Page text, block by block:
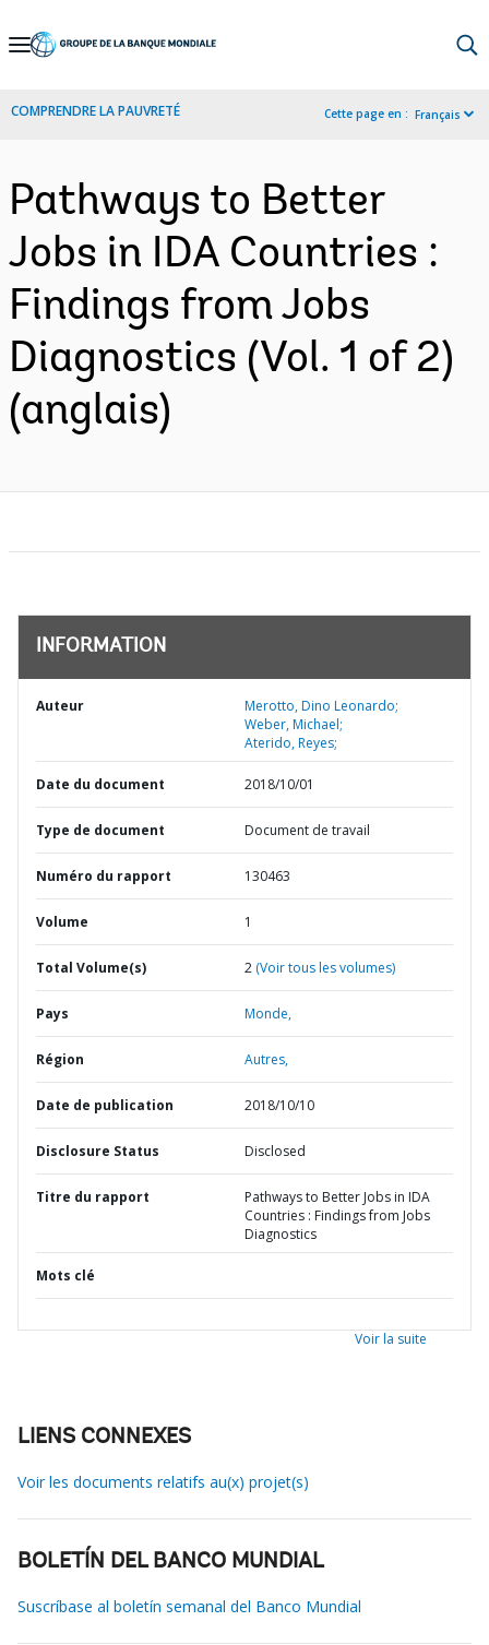
Skip
Navigation
COMPRENDRE LA PAUVRETÉ Cette page en : Français
Pathways to Better
Jobs in IDA Countries :
Findings from Jobs
Diagnostics (Vol. 1 of 2)
(anglais)
INFORMATION
Auteur
Merotto, Dino Leonardo;
Weber, Michael;
Aterido, Reyes;
Date du document 2018/10/01
Type de document Document de travail
Numéro du rapport 130463
Volume 1
Total Volume(s) 2 (Voir tous les volumes)
Pays Monde,
Région Autres,
Date de publication 2018/10/10
Disclosure Status Disclosed
Titre du rapport
Pathways to Better Jobs in IDA
Countries : Findings from Jobs
Diagnostics
Mots clé
Voir la suite
LIENS CONNEXES
Voir les documents relatifs au(x) projet(s)
BOLETÍN DEL BANCO MUNDIAL
Suscríbase al boletín semanal del Banco Mundial